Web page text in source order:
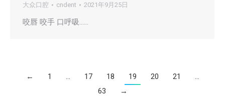
大众口腔 cndent 2021年9月25日
咬唇 咬手 口呼吸……
← 1 … 17 18 19 20 21
…
63
→